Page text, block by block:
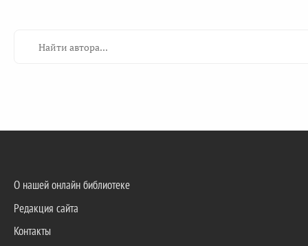
О нашей онлайн библиотеке
Редакция сайта
Контакты